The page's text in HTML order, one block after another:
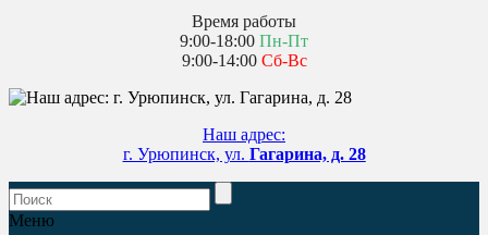
Время работы
9:00-18:00 Пн-Пт
9:00-14:00 Сб-Вс
Наш адрес:
г. Урюпинск, ул. Гагарина, д. 28
Меню